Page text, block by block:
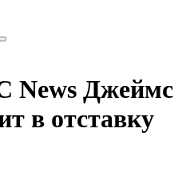
News Джеймс
в отставку